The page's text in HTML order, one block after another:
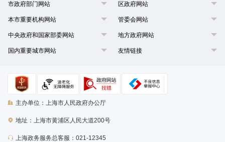
市政府部门网站 区政府网站
本市重要机构网站 管委会网站
中央政府和国家部委网站 地方政府网站
国内重要城市网站 友情链接
主办单位：上海市人民政府办公厅
地址：上海市黄浦区人民大道200号
上海政务服务总客服：021-12345